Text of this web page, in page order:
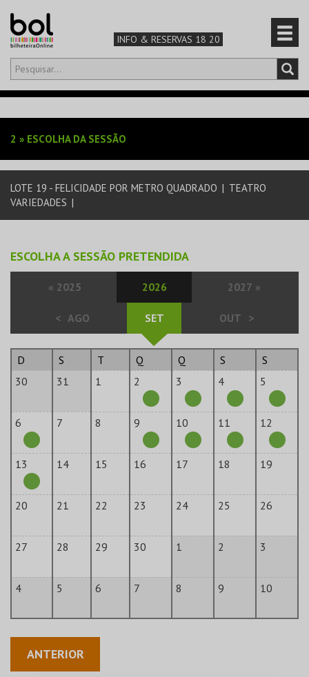
INFO & RESERVAS 18 20
Olá,iniciar sessão
TEATRO & ARTE
MÚSICA & FESTIVAIS
DESPORTO & AVENTURA
2 » ESCOLHA DA SESSÃO
LOTE 19 - FELICIDADE POR METRO QUADRADO | TEATRO
VARIEDADES |
ESCOLHA A SESSÃO PRETENDIDA
« 2025 2026 2027 »
< AGO SET OUT >
D S T Q Q S
S
30
31 1 2 3 4 5
6 7 8 9 10 11 12
13 14 15 16 17 18 19
20 21 22 23 24 25 26
27 28 29 30 1 2 3
4 5 6 7 8 9 10
ANTERIOR